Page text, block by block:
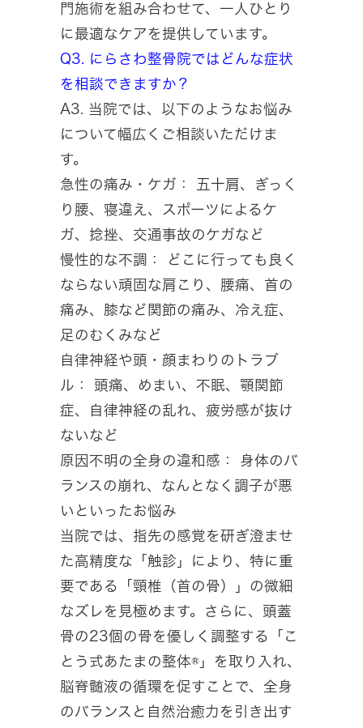
門施術を組み合わせて、一人ひとり
に最適なケアを提供しています。
Q3. にらさわ整骨院ではどんな症状
を相談できますか？
A3. 当院では、以下のようなお悩み
について幅広くご相談いただけま
す。
急性の痛み・ケガ： 五十肩、ぎっく
り腰、寝違え、スポーツによるケ
ガ、捻挫、交通事故のケガなど
慢性的な不調： どこに行っても良く
ならない頑固な肩こり、腰痛、首の
痛み、膝など関節の痛み、冷え症、
足のむくみなど
自律神経や頭・顔まわりのトラブ
ル： 頭痛、めまい、不眠、顎関節
症、自律神経の乱れ、疲労感が抜け
ないなど
原因不明の全身の違和感： 身体のバ
ランスの崩れ、なんとなく調子が悪
いといったお悩み
当院では、指先の感覚を研ぎ澄ませ
た高精度な「触診」により、特に重
要である「頸椎（首の骨）」の微細
なズレを見極めます。さらに、頭蓋
骨の23個の骨を優しく調整する「こ
とう式あたまの整体®」を取り入れ、
脳脊髄液の循環を促すことで、全身
のバランスと自然治癒力を引き出す